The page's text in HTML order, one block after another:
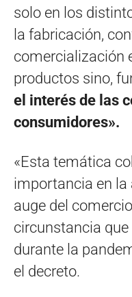
solo en los
la fabricación,
comercialización
productos sino,
el interés de las
consumidores».
«Esta temática
importancia en la
auge del
circunstancia
durante la
el decreto.